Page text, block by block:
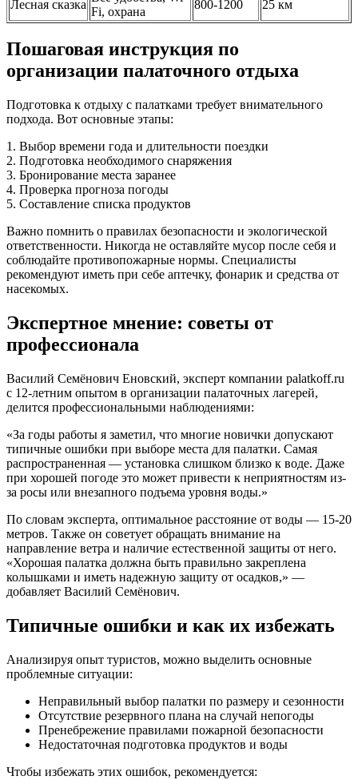
Лесная сказка
Fi, охрана
800-1200 25 км
Пошаговая инструкция по
организации палаточного отдыха
Подготовка к отдыху с палатками требует внимательного
подхода. Вот основные этапы:
1. Выбор времени года и длительности поездки
2. Подготовка необходимого снаряжения
3. Бронирование места заранее
4. Проверка прогноза погоды
5. Составление списка продуктов
Важно помнить о правилах безопасности и экологической
ответственности. Никогда не оставляйте мусор после себя и
соблюдайте противопожарные нормы. Специалисты
рекомендуют иметь при себе аптечку, фонарик и средства от
насекомых.
Экспертное мнение: советы от
профессионала
Василий Семёнович Еновский, эксперт компании palatkoff.ru
с 12-летним опытом в организации палаточных лагерей,
делится профессиональными наблюдениями:
«За годы работы я заметил, что многие новички допускают
типичные ошибки при выборе места для палатки. Самая
распространенная — установка слишком близко к воде. Даже
при хорошей погоде это может привести к неприятностям из-
за росы или внезапного подъема уровня воды.»
По словам эксперта, оптимальное расстояние от воды — 15-20
метров. Также он советует обращать внимание на
направление ветра и наличие естественной защиты от него.
«Хорошая палатка должна быть правильно закреплена
колышками и иметь надежную защиту от осадков,» —
добавляет Василий Семёнович.
Типичные ошибки и как их избежать
Анализируя опыт туристов, можно выделить основные
проблемные ситуации:
Неправильный выбор палатки по размеру и сезонности
Отсутствие резервного плана на случай непогоды
Пренебрежение правилами пожарной безопасности
Недостаточная подготовка продуктов и воды
Чтобы избежать этих ошибок, рекомендуется: